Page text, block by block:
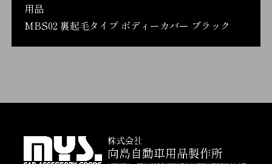
用品
MBS02 裏起毛タイプ ボディーカバー ブラック